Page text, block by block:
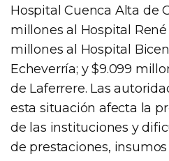
Hospital Cuenca Alta de
millones al Hospital René
millones al Hospital
Echeverría; y $9.099
de Laferrere. Las
esta situación afecta la
de las instituciones y
de prestaciones,